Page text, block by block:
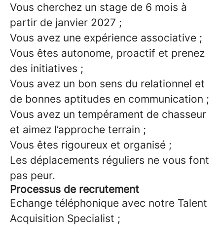
Vous cherchez un stage de 6 mois à
partir de janvier 2027 ;
Vous avez une expérience associative ;
Vous êtes autonome, proactif et prenez
des initiatives ;
Vous avez un bon sens du relationnel et
de bonnes aptitudes en communication ;
Vous avez un tempérament de chasseur
et aimez l’approche terrain ;
Vous êtes rigoureux et organisé ;
Les déplacements réguliers ne vous font
pas peur.
Processus de recrutement
Echange téléphonique avec notre Talent
Acquisition Specialist ;